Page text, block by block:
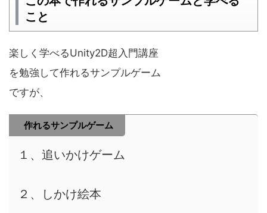
こと
楽しく学べるUnity2D超入門講座
を勉強して作れるサンプルゲーム
ですが、
作れるサンプルゲーム
１、追いかけゲーム
２、しかけ絵本